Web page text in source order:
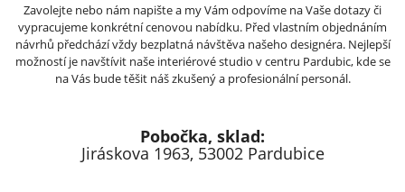
Zavolejte nebo nám napište a my Vám odpovíme na Vaše dotazy či
vypracujeme konkrétní cenovou nabídku. Před vlastním objednáním
návrhů předchází vždy bezplatná návštěva našeho designéra. Nejlepší
možností je navštívit naše interiérové studio v centru Pardubic, kde se
na Vás bude těšit náš zkušený a profesionální personál.
Pobočka, sklad:
Jiráskova 1963, 53002 Pardubice